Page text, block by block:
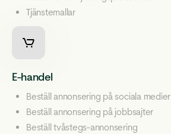
Tjänstemallar
E-handel
Beställ annonsering på sociala medier
Beställ annonsering på jobbsajter
Beställ tvåstegs-annonsering